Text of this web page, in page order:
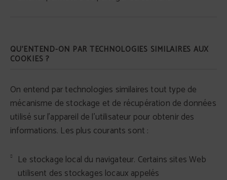
QU'ENTEND-ON PAR TECHNOLOGIES SIMILAIRES AUX
COOKIES ?
On entend par technologies similaires tout type de
mécanisme de stockage et de récupération de données
utilisé sur l'appareil de l'utilisateur pour obtenir des
informations. Les plus courants sont :
Le stockage local du navigateur. Certains sites Web
utilisent des stockages locaux appelés